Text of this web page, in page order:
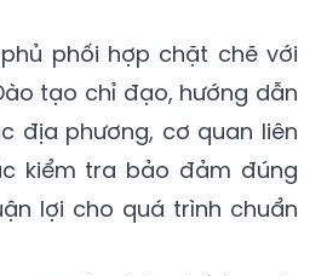
phát hiện, xử lý các
luật liên quan đến Kỳ
phối hợp chặt chẽ với
tạo chỉ đạo, hướng dẫn
địa phương, cơ quan liên
kiểm tra bảo đảm đúng